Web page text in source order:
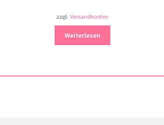
zzgl.Versandkosten
Weiterlesen